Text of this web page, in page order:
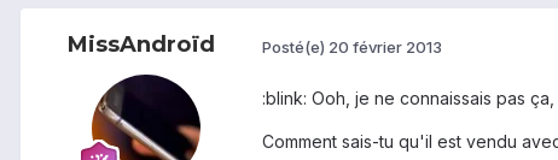
MissAndroïd Posté(e) 20 février 2013
:blink: Ooh, je ne connaissais pas
Comment sais-tu qu'il est vendu